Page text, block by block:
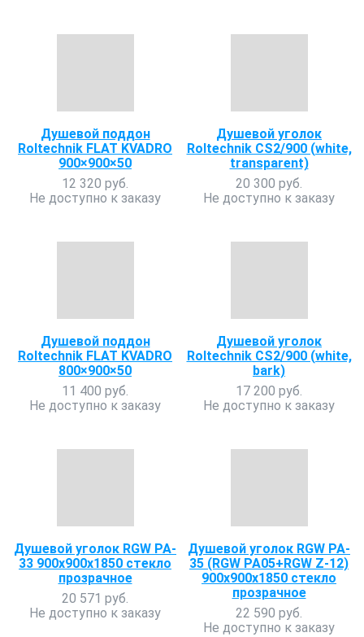
Душевой поддон
Roltechnik FLAT KVADRO
900×900×50
12 320 руб.
Не доступно к заказу
Душевой уголок
Roltechnik CS2/900 (white,
transparent)
20 300 руб.
Не доступно к заказу
Душевой поддон
Roltechnik FLAT KVADRO
800×900×50
11 400 руб.
Не доступно к заказу
Душевой уголок
Roltechnik CS2/900 (white,
bark)
17 200 руб.
Не доступно к заказу
Душевой уголок RGW PA-
33 900х900х1850 стекло
прозрачное
20 571 руб.
Не доступно к заказу
Душевой уголок RGW PA-
35 (RGW PA05+RGW Z-12)
900х900х1850 стекло
прозрачное
22 590 руб.
Не доступно к заказу